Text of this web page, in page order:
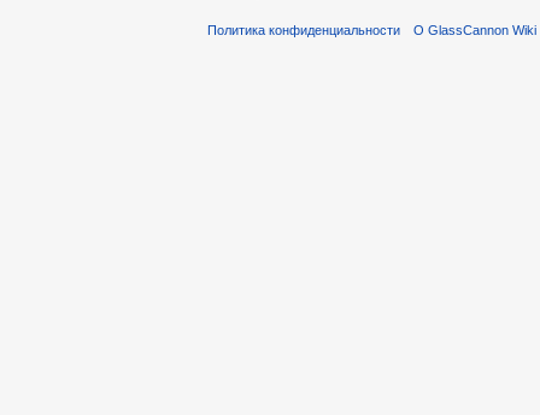
Политика конфиденциальности О GlassCannon Wiki